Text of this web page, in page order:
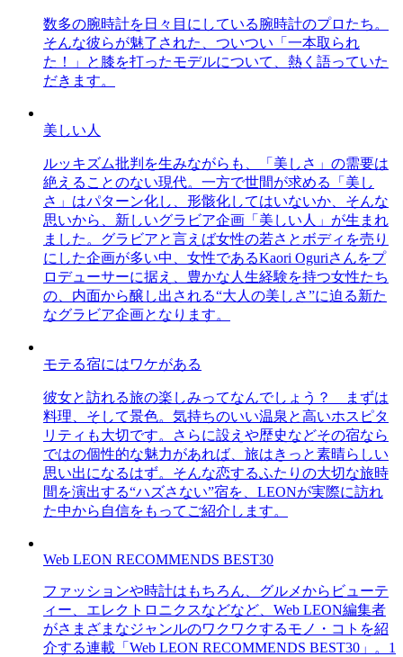
数多の腕時計を日々目にしている腕時計のプロたち。
そんな彼らが魅了された、ついつい「一本取られ
た！」と膝を打ったモデルについて、熱く語っていた
だきます。
美しい人
ルッキズム批判を生みながらも、「美しさ」の需要は
絶えることのない現代。一方で世間が求める「美し
さ」はパターン化し、形骸化してはいないか、そんな
思いから、新しいグラビア企画「美しい人」が生まれ
ました。グラビアと言えば女性の若さとボディを売り
にした企画が多い中、女性であるKaori Oguriさんをプ
ロデューサーに据え、豊かな人生経験を持つ女性たち
の、内面から醸し出される“大人の美しさ”に迫る新た
なグラビア企画となります。
モテる宿にはワケがある
彼女と訪れる旅の楽しみってなんでしょう？ まずは
料理、そして景色。気持ちのいい温泉と高いホスピタ
リティも大切です。さらに設えや歴史などその宿なら
ではの個性的な魅力があれば、旅はきっと素晴らしい
思い出になるはず。そんな恋するふたりの大切な旅時
間を演出する“ハズさない”宿を、LEONが実際に訪れ
た中から自信をもってご紹介します。
Web LEON RECOMMENDS BEST30
ファッションや時計はもちろん、グルメからビューテ
ィー、エレクトロニクスなどなど、Web LEON編集者
がさまざまなジャンルのワクワクするモノ・コトを紹
介する連載「Web LEON RECOMMENDS BEST30」。1